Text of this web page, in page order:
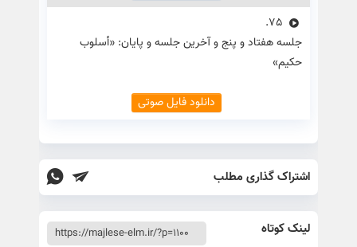
75.
جلسه هفتاد و پنج و آخرین جلسه و پایان: «أسلوب
حکیم»
دانلود فایل صوتی
اشتراک گذاری مطلب
لینک کوتاه